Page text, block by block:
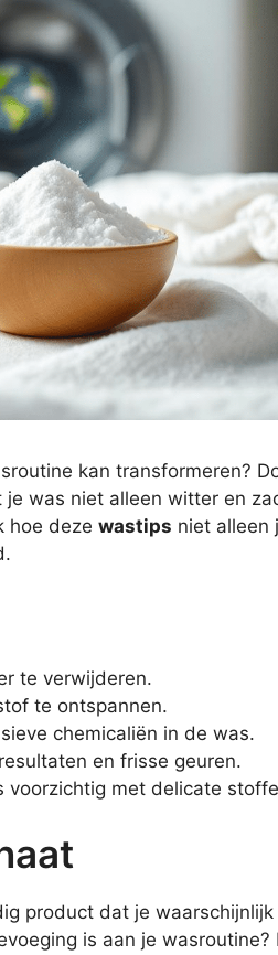
kan transformeren?
was niet alleen witter en
hoe deze wastips niet alleen
te verwijderen.
te ontspannen.
chemicaliën in de was.
en frisse geuren.
voorzichtig met delicate
product dat je waarschijnlijk
is aan je wasroutine?